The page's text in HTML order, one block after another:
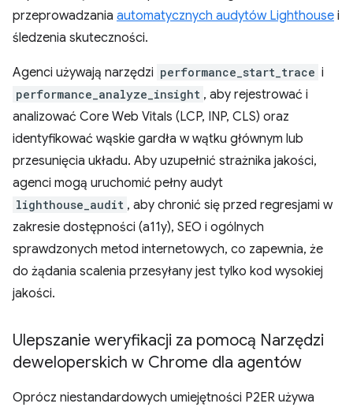
przeprowadzania automatycznych audytów Lighthouse i
śledzenia skuteczności.
Agenci używają narzędzi performance_start_trace i
performance_analyze_insight , aby rejestrować i
analizować Core Web Vitals (LCP, INP, CLS) oraz
identyfikować wąskie gardła w wątku głównym lub
przesunięcia układu. Aby uzupełnić strażnika jakości,
agenci mogą uruchomić pełny audyt
lighthouse_audit , aby chronić się przed regresjami w
zakresie dostępności (a11y), SEO i ogólnych
sprawdzonych metod internetowych, co zapewnia, że
do żądania scalenia przesyłany jest tylko kod wysokiej
jakości.
Ulepszanie weryfikacji za pomocą Narzędzi
deweloperskich w Chrome dla agentów
Oprócz niestandardowych umiejętności P2ER używa